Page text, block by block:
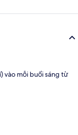
vào mỗi buổi sáng từ